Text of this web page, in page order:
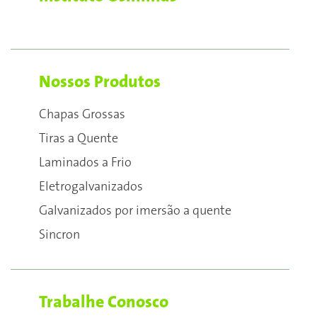
Nossos Produtos
Chapas Grossas
Tiras a Quente
Laminados a Frio
Eletrogalvanizados
Galvanizados por imersão a quente
Sincron
Trabalhe Conosco